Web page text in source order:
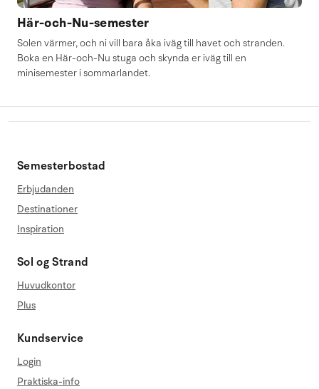
Här-och-Nu-semester
Solen värmer, och ni vill bara åka iväg till havet och stranden.
Boka en Här-och-Nu stuga och skynda er iväg till en
minisemester i sommarlandet.
Semesterbostad
Erbjudanden
Destinationer
Inspiration
Sol og Strand
Huvudkontor
Plus
Kundservice
Login
Praktiska-info